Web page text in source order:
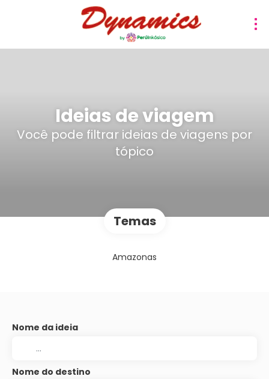
Ideias de viagem
Você pode filtrar ideias de viagens por
tópico
Temas
Amazonas
Nome da ideia
Nome do destino